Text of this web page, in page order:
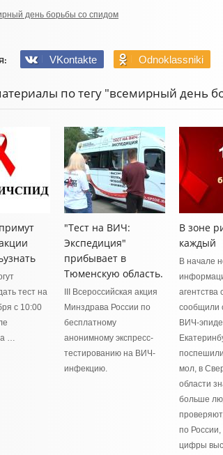
день борьбы со спидом
VKontakte Odnoklassniki
по тегу "всемирный день
тест на
с 10:00
…
"Тест на ВИЧ:
Экспедиция"
прибывает в
Тюменскую область.
III Всероссийская акция
Минздрава России по
бесплатному
анонимному экспресс-
тестированию на ВИЧ-
инфекцию.
В зоне
каждый
В начале
агентства
сообщили
ВИЧ-
мол, в
области
больше
по России,
цифры